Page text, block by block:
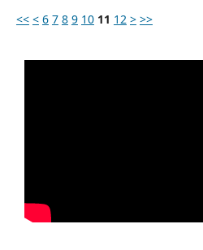
<< < 6 7 8 9 10 11 12 > >>